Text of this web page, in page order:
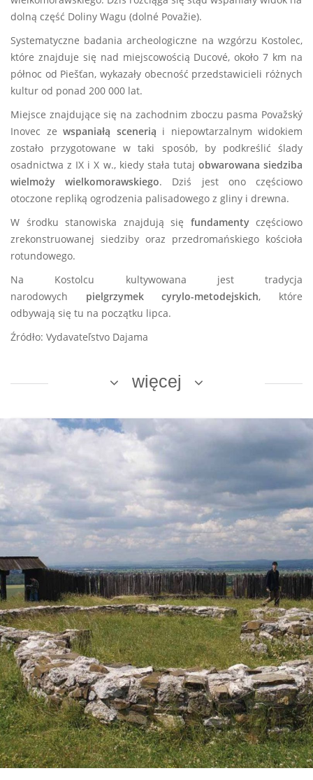
dolną część Doliny Wagu (dolné Považie).
Systematyczne badania archeologiczne na wzgórzu Kostolec,
które znajduje się nad miejscowością Ducové, około 7 km na
północ od Piešťan, wykazały obecność przedstawicieli różnych
kultur od ponad 200 000 lat.
Miejsce znajdujące się na zachodnim zboczu pasma Považský
Inovec ze wspaniałą scenerią i niepowtarzalnym widokiem
zostało przygotowane w taki sposób, by podkreślić ślady
osadnictwa z IX i X w., kiedy stała tutaj obwarowana siedziba
wielmoży wielkomorawskiego.
Dziś jest ono częściowo
otoczone repliką ogrodzenia palisadowego z gliny i drewna.
W środku stanowiska znajdują się fundamentyczęściowo
zrekonstruowanej siedziby oraz przedromańskiego kościoła
rotundowego.
Na Kostolcu kultywowana jest tradycja
narodowych pielgrzymek cyrylo-metodejskich, które
odbywają się tu na początku lipca.
Źródło: Vydavateľstvo Dajama
więcej